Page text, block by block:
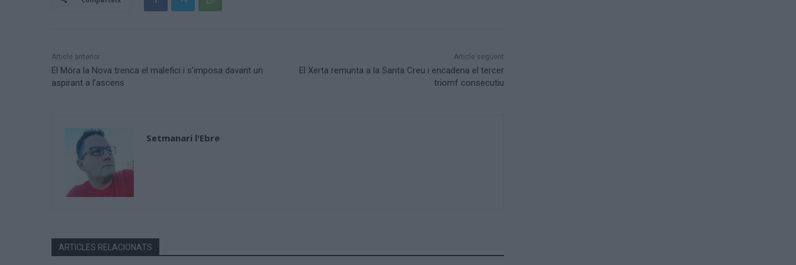
Article anterior
El Móra la Nova trenca el malefici i s’imposa davant un
aspirant a l’ascens
Article següent
El Xerta remunta a la Santa Creu i encadena el tercer
triomf consecutiu
Setmanari l'Ebre
ARTICLES RELACIONATS